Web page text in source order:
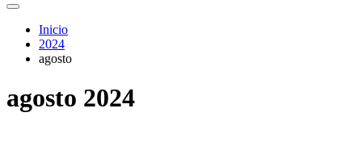
Inicio
2024
agosto
agosto 2024